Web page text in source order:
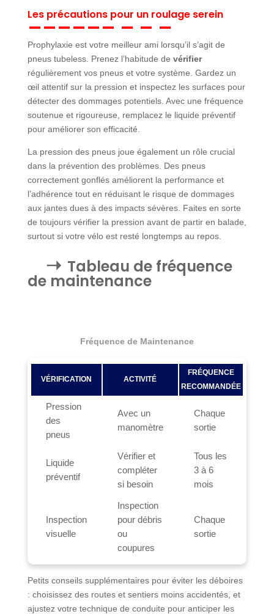
Les précautions pour un roulage serein
Prophylaxie est votre meilleur ami lorsqu’il s’agit de
pneus tubeless. Prenez l’habitude de vérifier
régulièrement vos pneus et votre système. Gardez un
œil attentif sur la pression et inspectez les surfaces pour
détecter des dommages potentiels. Avec une fréquence
soutenue et rigoureuse, remplacez le liquide préventif
pour améliorer son efficacité.
La pression des pneus joue également un rôle crucial
dans la prévention des problèmes. Des pneus
correctement gonflés améliorent la performance et
l’adhérence tout en réduisant le risque de dommages
aux jantes dues à des impacts sévères. Faites en sorte
de toujours vérifier la pression avant de partir en balade,
surtout si votre vélo est resté longtemps au repos.
Tableau de fréquence
de maintenance
Fréquence de Maintenance
VÉRIFICATION ACTIVITÉ
FRÉQUENCE
RECOMMANDÉE
Pression
des
pneus
Avec un
manomètre
Chaque
sortie
Liquide
préventif
Vérifier et
compléter
si besoin
Tous les
3 à 6
mois
Inspection
visuelle
Inspection
pour débris
ou
coupures
Chaque
sortie
Petits conseils supplémentaires pour éviter les déboires
: choisissez des routes et sentiers moins accidentés, et
ajustez votre technique de conduite pour anticiper les